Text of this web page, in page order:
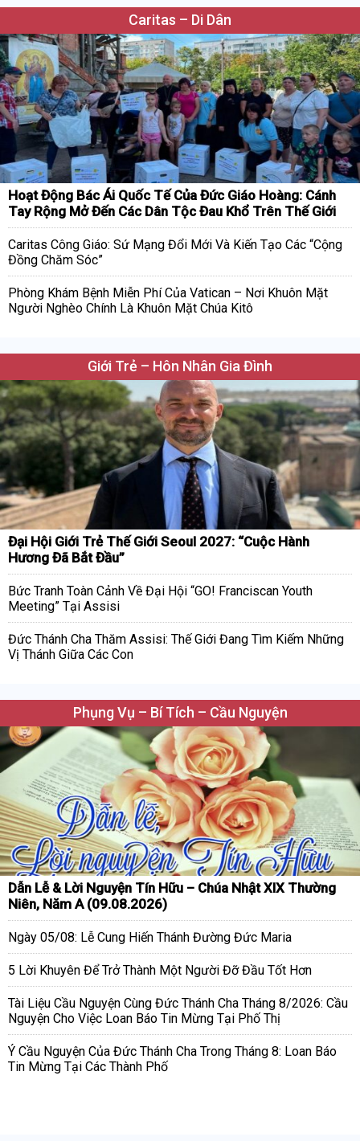
Caritas – Di Dân
Hoạt Động Bác Ái Quốc Tế Của Đức Giáo Hoàng: Cánh
Tay Rộng Mở Đến Các Dân Tộc Đau Khổ Trên Thế Giới
Caritas Công Giáo: Sứ Mạng Đổi Mới Và Kiến Tạo Các “Cộng
Đồng Chăm Sóc”
Phòng Khám Bệnh Miễn Phí Của Vatican – Nơi Khuôn Mặt
Người Nghèo Chính Là Khuôn Mặt Chúa Kitô
Giới Trẻ – Hôn Nhân Gia Đình
Đại Hội Giới Trẻ Thế Giới Seoul 2027: “Cuộc Hành
Hương Đã Bắt Đầu”
Bức Tranh Toàn Cảnh Về Đại Hội “GO! Franciscan Youth
Meeting” Tại Assisi
Đức Thánh Cha Thăm Assisi: Thế Giới Đang Tìm Kiếm Những
Vị Thánh Giữa Các Con
Phụng Vụ – Bí Tích – Cầu Nguyện
Dẫn Lễ & Lời Nguyện Tín Hữu – Chúa Nhật XIX Thường
Niên, Năm A (09.08.2026)
Ngày 05/08: Lễ Cung Hiến Thánh Đường Đức Maria
5 Lời Khuyên Để Trở Thành Một Người Đỡ Đầu Tốt Hơn
Tài Liệu Cầu Nguyện Cùng Đức Thánh Cha Tháng 8/2026: Cầu
Nguyện Cho Việc Loan Báo Tin Mừng Tại Phố Thị
Ý Cầu Nguyện Của Đức Thánh Cha Trong Tháng 8: Loan Báo
Tin Mừng Tại Các Thành Phố